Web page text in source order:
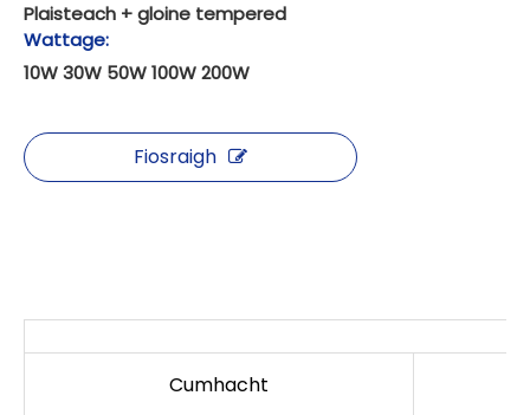
Plaisteach + gloine tempered
Wattage:
10W 30W 50W 100W 200W
Fiosraigh
Cumhacht